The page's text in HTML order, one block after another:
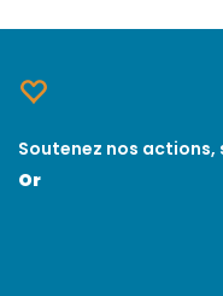
Soutenez nos actions,
Or